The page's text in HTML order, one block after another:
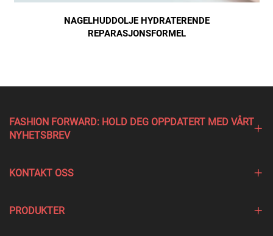
NAGELHUDDOLJE HYDRATERENDE
REPARASJONSFORMEL
FASHION FORWARD: HOLD DEG OPPDATERT MED VÅRT
NYHETSBREV
KONTAKT OSS
PRODUKTER